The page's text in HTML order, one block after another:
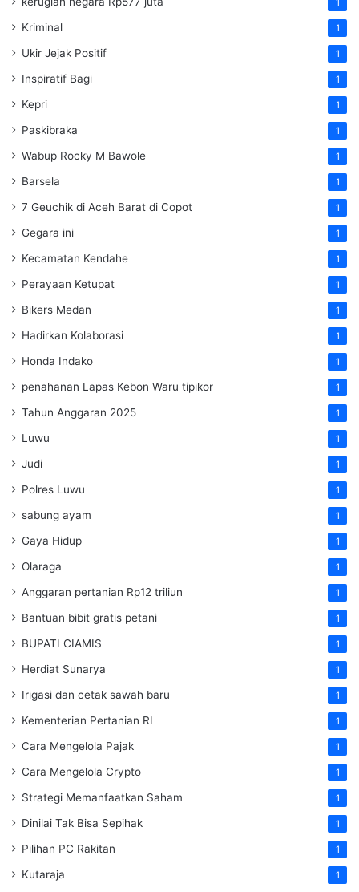
Kriminal 1
Ukir Jejak Positif 1
Inspiratif Bagi 1
Kepri 1
Paskibraka 1
Wabup Rocky M Bawole 1
Barsela 1
7 Geuchik di Aceh Barat di Copot 1
Gegara ini 1
Kecamatan Kendahe 1
Perayaan Ketupat 1
Bikers Medan 1
Hadirkan Kolaborasi 1
Honda Indako 1
penahanan Lapas Kebon Waru tipikor 1
Tahun Anggaran 2025 1
Luwu 1
Judi 1
Polres Luwu 1
sabung ayam 1
Gaya Hidup 1
Olaraga 1
Anggaran pertanian Rp12 triliun 1
Bantuan bibit gratis petani 1
BUPATI CIAMIS 1
Herdiat Sunarya 1
Irigasi dan cetak sawah baru 1
Kementerian Pertanian RI 1
Cara Mengelola Pajak 1
Cara Mengelola Crypto 1
Strategi Memanfaatkan Saham 1
Dinilai Tak Bisa Sepihak 1
Pilihan PC Rakitan 1
Kutaraja 1